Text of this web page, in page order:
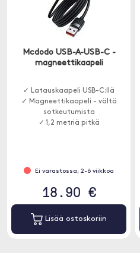
Mcdodo USB-A-USB-C -
magneettikaapeli
✓ Latauskaapeli USB-C:llä
✓ Magneettikaapeli - vältä
sotkeutumista
✓ 1,2 metriä pitkä
Ei varastossa, 2-6 viikkoa
18.90 €
Lisää ostoskoriin